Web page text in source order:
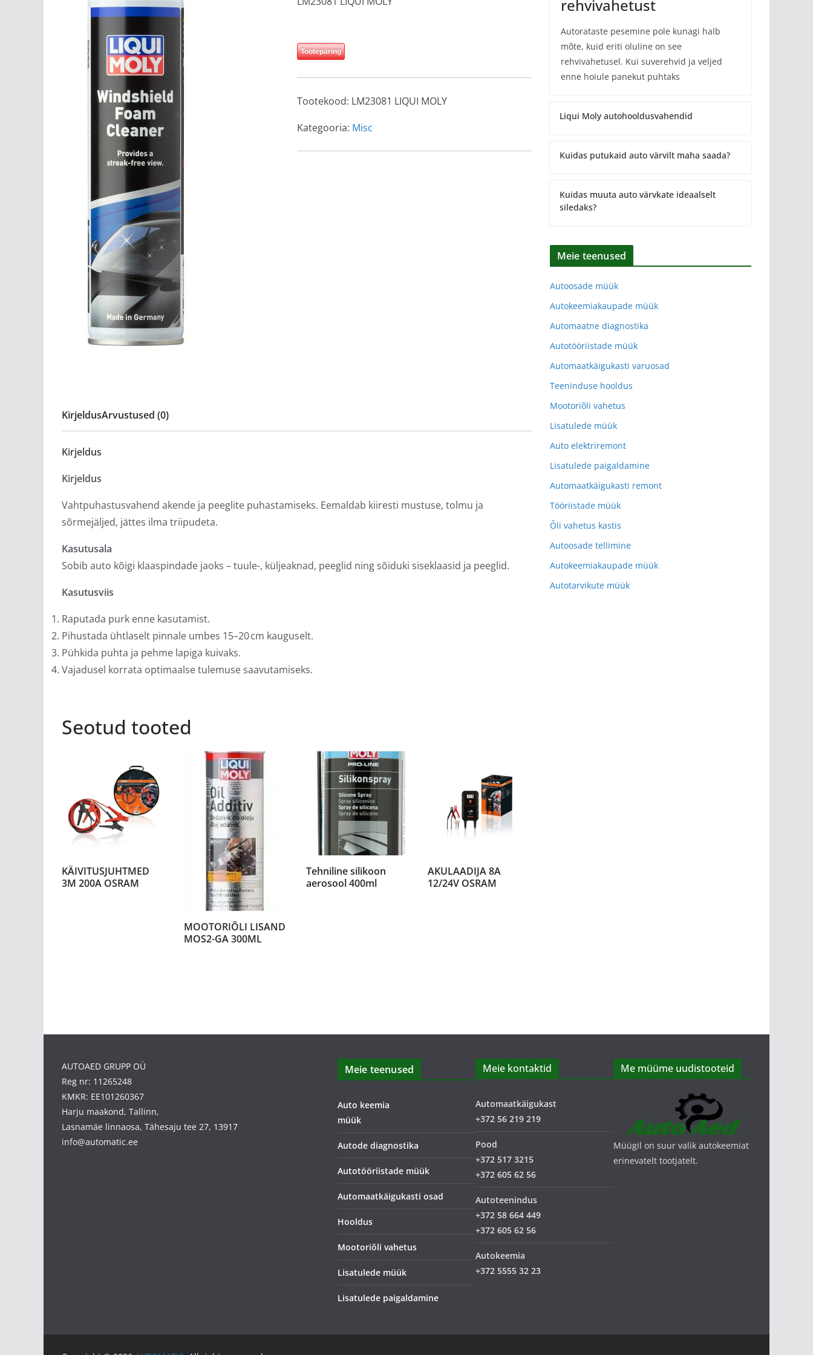
Tootepäring
Tootekood: LM23081 LIQUI MOLY
Kategooria: Misc
KirjeldusArvustused (0)
Kirjeldus
Kirjeldus
Vahtpuhastusvahend akende ja peeglite puhastamiseks. Eemaldab kiiresti mustuse, tolmu ja
sõrmejäljed, jättes ilma triipudeta.
Kasutusala
Sobib auto kõigi klaaspindade jaoks – tuule-, küljeaknad, peeglid ning sõiduki siseklaasid ja peeglid.
Kasutusviis
Raputada purk enne kasutamist.
Pihustada ühtlaselt pinnale umbes 15–20 cm kauguselt.
Pühkida puhta ja pehme lapiga kuivaks.
Vajadusel korrata optimaalse tulemuse saavutamiseks.
Seotud tooted
KÄIVITUSJUHTMED
3M 200A OSRAM
MOOTORIÕLI LISAND
MOS2-GA 300ML
Tehniline silikoon
aerosool 400ml
AKULAADIJA 8A
12/24V OSRAM
rehvivahetust
Autorataste pesemine pole kunagi halb
mõte, kuid eriti oluline on see
rehvivahetusel. Kui suverehvid ja veljed
enne hoiule panekut puhtaks
Liqui Moly autohooldusvahendid
Kuidas putukaid auto värvilt maha saada?
Kuidas muuta auto värvkate ideaalselt
siledaks?
Meie teenused
Autoosade müük
Autokeemiakaupade müük
Automaatne diagnostika
Autotööriistade müük
Automaatkäigukasti varuosad
Teeninduse hooldus
Mootoriõli vahetus
Lisatulede müük
Auto elektriremont
Lisatulede paigaldamine
Automaatkäigukasti remont
Tööriistade müük
Õli vahetus kastis
Autoosade tellimine
Autokeemiakaupade müük
Autotarvikute müük
AUTOAED GRUPP OÜ
Reg nr: 11265248
KMKR: EE101260367
Harju maakond, Tallinn,
Lasnamäe linnaosa, Tähesaju tee 27, 13917
info@automatic.ee
Meie teenused
Auto keemia
müük
Autode diagnostika
Autotööriistade müük
Automaatkäigukasti osad
Hooldus
Mootoriõli vahetus
Lisatulede müük
Lisatulede paigaldamine
Meie kontaktid
Automaatkäigukast
+372 56 219 219
Pood
+372 517 3215
+372 605 62 56
Autoteenindus
+372 58 664 449
+372 605 62 56
Autokeemia
+372 5555 32 23
Me müüme uudistooteid
Müügil on suur valik autokeemiat
erinevatelt tootjatelt.